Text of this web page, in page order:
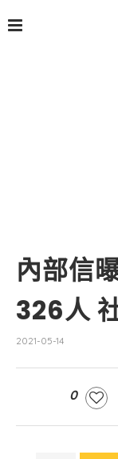
內部信
326人
2021-05-14
0